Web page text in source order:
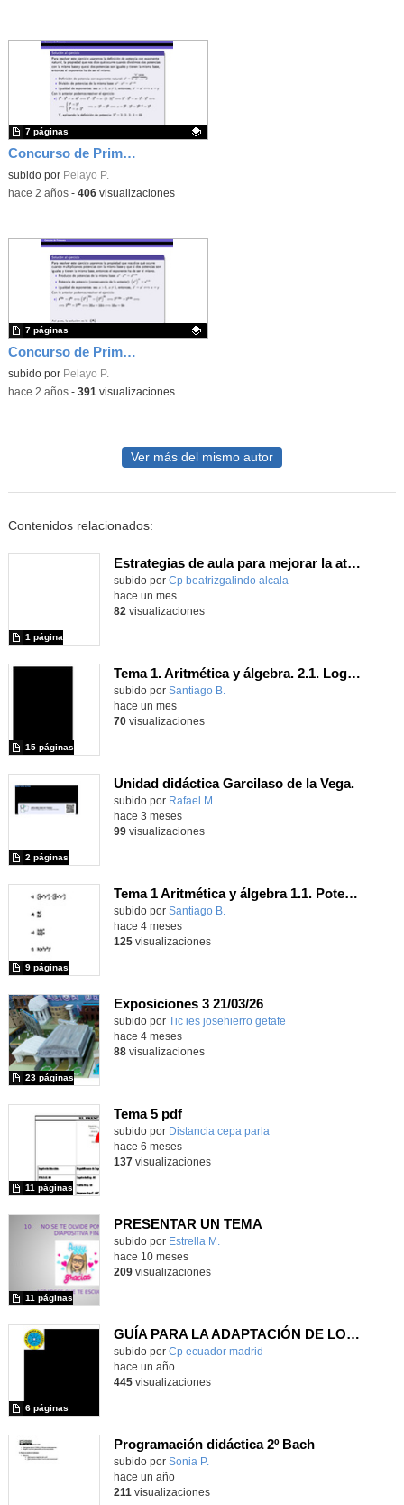
Concurso de Primavera - 2014 - Fase 1 - Nivel 3 - Ejercicio 1
Contenido educativo.
subido por Pelayo P.
7 páginas
-hace 2 años- 406visualizaciones
Concurso de Primavera - 2016 - Fase 2 - Nivel 2 - Ejercicio 8
Contenido educativo.
subido por Pelayo P.
7 páginas
-hace 2 años- 391 visualizaciones
Ver más del mismo autor
Contenidos relacionados:
Estrategias de aula para mejorar la atención y la gestión emocional
Contenido educativo.
subido por Cp beatrizgalindo alcala
1 página
hace un mes
82 visualizaciones
Tema 1. Aritmética y álgebra. 2.1. Logaritmos
Contenido educativo.
subido por Santiago B.
15 páginas
hace un mes
70visualizaciones
Unidad didáctica Garcilaso de la Vega.
Contenido educativo.
subido por Rafael M.
2 páginas
hace 3 meses
99visualizaciones
Tema 1 Aritmética y álgebra 1.1. Potencias
Contenido educativo.
subido por Santiago B.
9 páginas
hace 4 meses
125visualizaciones
Exposiciones 3 21/03/26
Contenido educativo.
subido por Tic ies josehierro getafe
23 páginas
hace 4 meses
88visualizaciones
Tema 5 pdf
Contenido educativo.
subido por Distancia cepa parla
11 páginas
hace 6 meses
137visualizaciones
PRESENTAR UN TEMA
Contenido educativo.
subido por Estrella M.
11 páginas
hace 10 meses
209visualizaciones
GUÍA PARA LA ADAPTACIÓN DE LOS CENTROS CON ALUMNADO NEURODIVERGENTE
subido por Cp ecuador madrid
6 páginas
hace un año
445visualizaciones
Programación didáctica 2º Bach
Contenido educativo.
subido por Sonia P.
hace un año
211 visualizaciones